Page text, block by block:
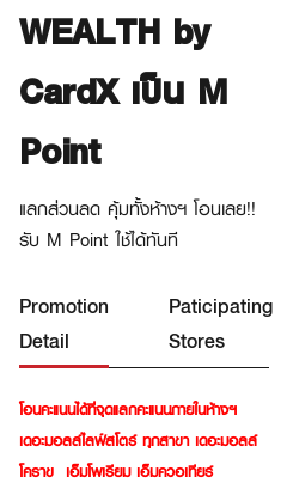
WEALTH by
CardX เป็น M
Point
แลกส่วนลด คุ้มทั้งห้างฯ โอนเลย!!
รับ M Point ใช้ได้ทันที
Promotion
Detail
Paticipating
Stores
โอนคะแนนได้ที่จุดแลกคะแนนภายในห้างฯ
เดอะมอลล์ไลฟ์สโตร์ ทุกสาขา เดอะมอลล์
โคราข เอ็มโพเรียม เอ็มควอเทียร์